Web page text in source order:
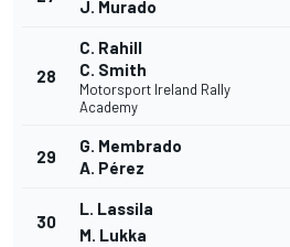
J. Murado
28
C. Rahill
C. Smith
Motorsport Ireland Rally
Academy
29
G. Membrado
A. Pérez
30
L. Lassila
M. Lukka